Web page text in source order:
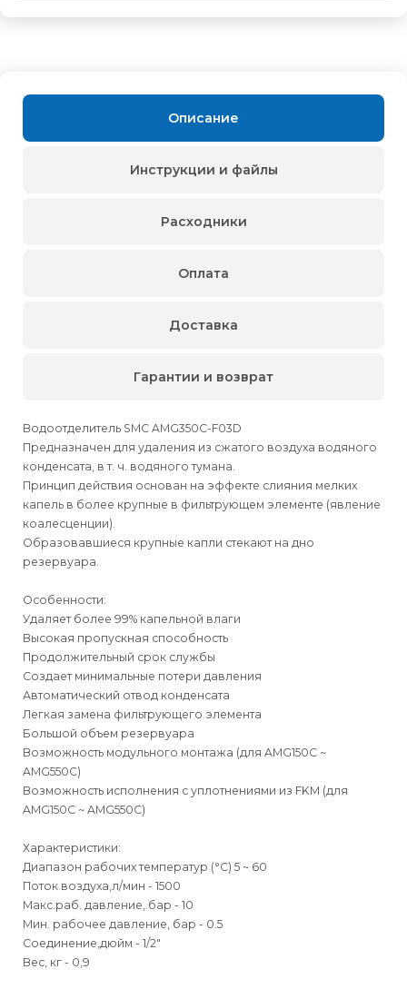
Описание
Водоотделитель SMC AMG350C-F03D
Предназначен для удаления из сжатого воздуха водяного
конденсата, в т. ч. водяного тумана.
Принцип действия основан на эффекте слияния мелких
капель в более крупные в фильтрующем элементе (явление
коалесценции).
Образовавшиеся крупные капли стекают на дно
резервуара.
Особенности:
Удаляет более 99% капельной влаги
Высокая пропускная способность
Продолжительный срок службы
Создает минимальные потери давления
Автоматический отвод конденсата
Легкая замена фильтрующего элемента
Большой объем резервуара
Возможность модульного монтажа (для AMG150С ~
AMG550C)
Возможность исполнения с уплотнениями из FKM (для
AMG150С ~ AMG550C)
Характеристики:
Диапазон рабочих температур (°С) 5 ~ 60
Поток воздуха,л/мин - 1500
Макс.раб. давление, бар - 10
Мин. рабочее давление, бар - 0.5
Соединение,дюйм - 1/2"
Вес, кг - 0,9
Инструкции и файлы
Расходники
Оплата
Доставка
Гарантии и возврат